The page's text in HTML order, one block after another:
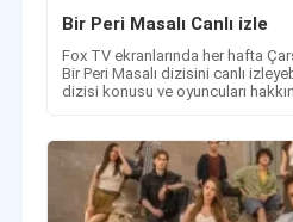
Bir Peri Masalı Canlı izle
Fox TV ekranlarında her hafta
Bir Peri Masalı dizisini canlı
dizisi konusu ve oyuncuları